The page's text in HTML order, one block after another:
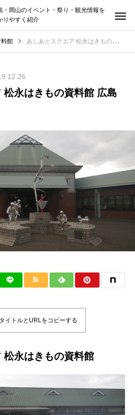
・岡山のイベント・祭り・観光情報を
りやすく紹介
館 あしあとスクエア 松永はきもの資料館 広島県福山市
松永はきもの資料館 広島
イトルとURLをコピーする
松永はきもの資料館